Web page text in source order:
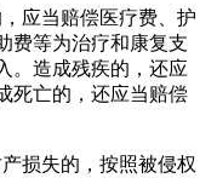
应当赔偿医疗费、护
费等为治疗和康复支
。造成残疾的，还应
死亡的，还应当赔偿
损失的，按照被侵权